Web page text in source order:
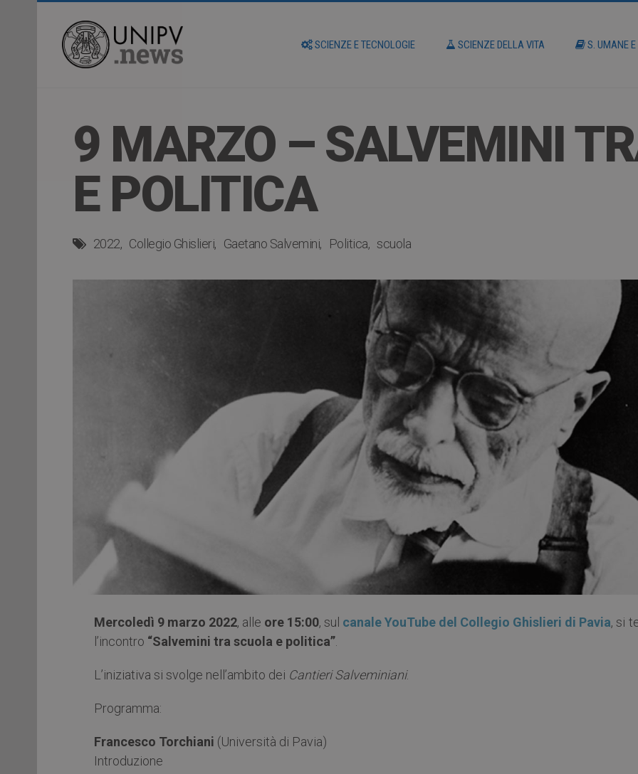
SCIENZE E TECNOLOGIE SCIENZE DELLA VITA S. UMANE
9 MARZO – SALVEMINI
E POLITICA
2022 Collegio Ghislieri Gaetano Salvemini Politica scuola
Mercoledì 9 marzo 2022, alle ore 15:00, sul canale YouTube del Collegio Ghislieri di Pavia, si
l’incontro “Salvemini tra scuola e politica”
L’iniziativa si svolge nell’ambito dei Cantieri Salveminiani.
Programma:
Francesco Torchiani (Università di Pavia)
Introduzione